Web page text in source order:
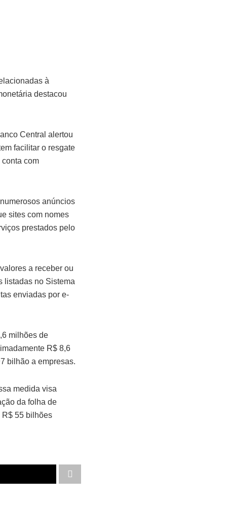
à
destacou
Central alertou
facilitar o resgate
com
anúncios
sites com nomes
prestados pelo
a receber ou
listadas no Sistema
enviadas por e-
milhões de
R$ 8,6
bilhão a empresas.
medida visa
da folha de
R$ 55 bilhões